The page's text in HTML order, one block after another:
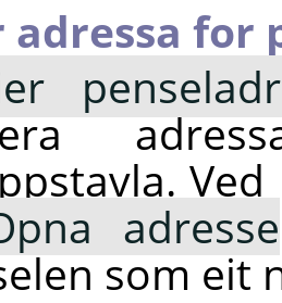
adressa for
adresse
som eit